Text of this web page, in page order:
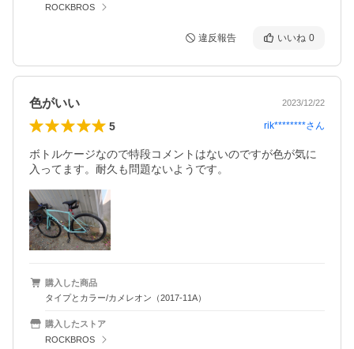
ROCKBROS
違反報告 いいね 0
色がいい 2023/12/22
5 rik********さん
ボトルケージなので特段コメントはないのですが色が気に
入ってます。耐久も問題ないようです。
購入した商品
タイプとカラー/カメレオン（2017-11A）
購入したストア
ROCKBROS